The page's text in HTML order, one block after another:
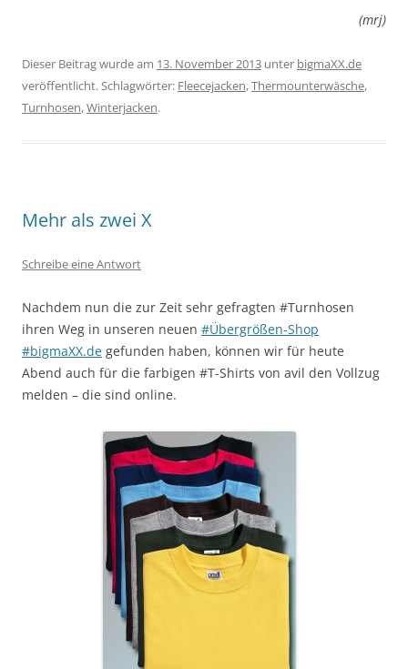
(mrj)
Dieser Beitrag wurde am 13. November 2013 unter bigmaXX.de
veröffentlicht. Schlagwörter: Fleecejacken,Thermounterwäsche,
Turnhosen,Winterjacken.
Mehr als zwei X
Schreibe eine Antwort
Nachdem nun die zur Zeit sehr gefragten #Turnhosen
ihren Weg in unseren neuen #Übergrößen-Shop
#bigmaXX.de gefunden haben, können wir für heute
Abend auch für die farbigen #T-Shirts von avil den Vollzug
melden – die sind online.